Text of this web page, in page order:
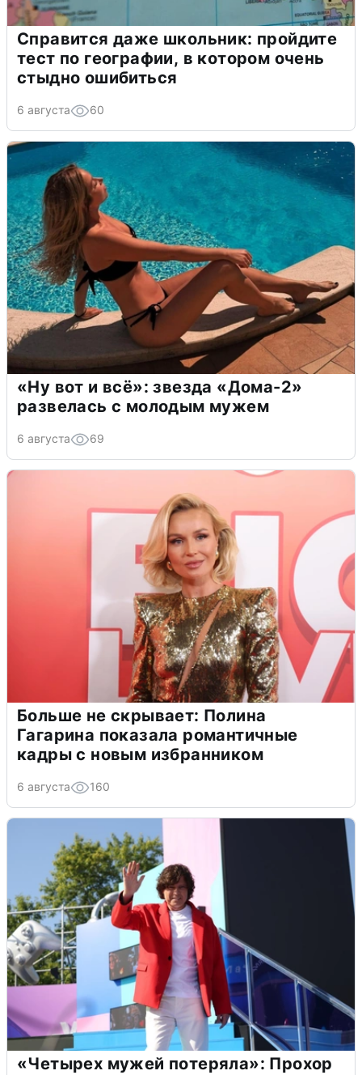
Справится даже школьник: пройдите
тест по географии, в котором очень
стыдно ошибиться
6 августа 60
«Ну вот и всё»: звезда «Дома-2»
развелась с молодым мужем
6 августа 69
Больше не скрывает: Полина
Гагарина показала романтичные
кадры с новым избранником
6 августа 160
«Четырех мужей потеряла»: Прохор